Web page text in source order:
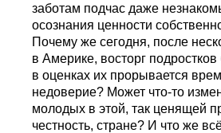
заботам подчас даже
осознания ценности
Почему же сегодня, после
в Америке, восторг подростков
в оценках их прорывается
недоверие? Может что-то
молодых в этой, так ценящей
честность, стране? И что же